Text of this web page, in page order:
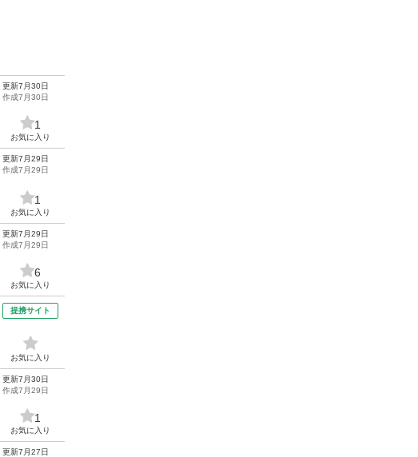
更新7月30日
作成7月30日
1
お気に入り
更新7月29日
作成7月29日
1
お気に入り
更新7月29日
作成7月29日
6
お気に入り
提携サイト
お気に入り
更新7月30日
作成7月29日
1
お気に入り
更新7月27日